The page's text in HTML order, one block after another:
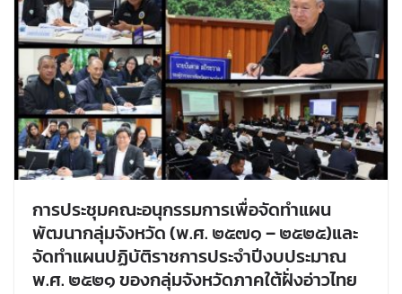
การประชุมคณะอนุกรรมการเพื่อจัดทำแผน
พัฒนากลุ่มจังหวัด (พ.ศ. ๒๕๗๑ – ๒๕๒๕)และ
จัดทำแผนปฏิบัติราชการประจำปีงบประมาณ
พ.ศ. ๒๕๒๑ ของกลุ่มจังหวัดภาคใต้ฝั่งอ่าวไทย